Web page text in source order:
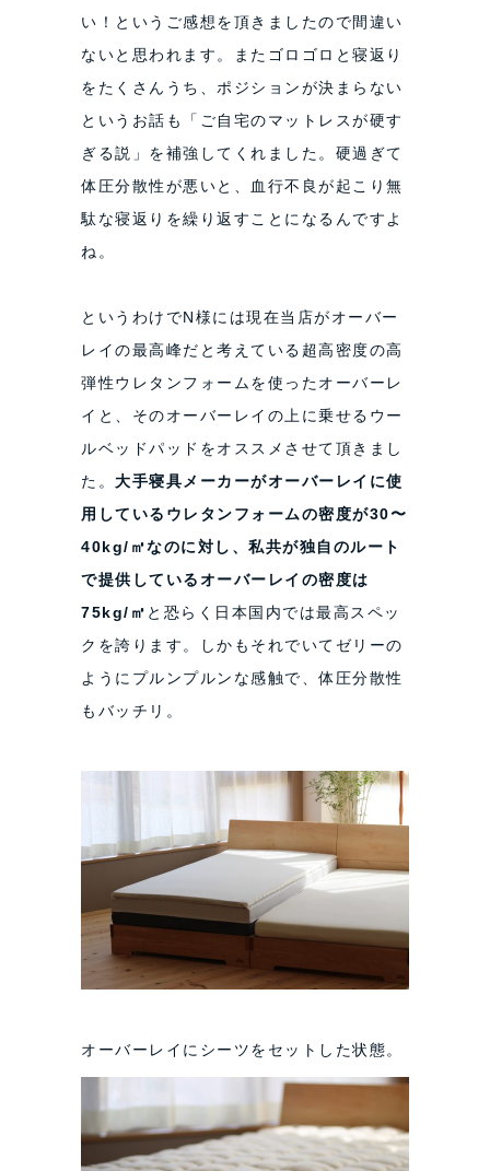
い！というご感想を頂きましたので間違い
ないと思われます。またゴロゴロと寝返り
をたくさんうち、ポジションが決まらない
というお話も「ご自宅のマットレスが硬す
ぎる説」を補強してくれました。硬過ぎて
体圧分散性が悪いと、血行不良が起こり無
駄な寝返りを繰り返すことになるんですよ
ね。
というわけでN様には現在当店がオーバー
レイの最高峰だと考えている超高密度の高
弾性ウレタンフォームを使ったオーバーレ
イと、そのオーバーレイの上に乗せるウー
ルベッドパッドをオススメさせて頂きまし
た。 大手寝具メーカーがオーバーレイに使
用しているウレタンフォームの密度が30〜
40kg/㎥なのに対し、私共が独自のルート
で提供しているオーバーレイの密度は
75kg/㎥ と恐らく日本国内では最高スペッ
クを誇ります。しかもそれでいてゼリーの
ようにプルンプルンな感触で、体圧分散性
もバッチリ。
オーバーレイにシーツをセットした状態。